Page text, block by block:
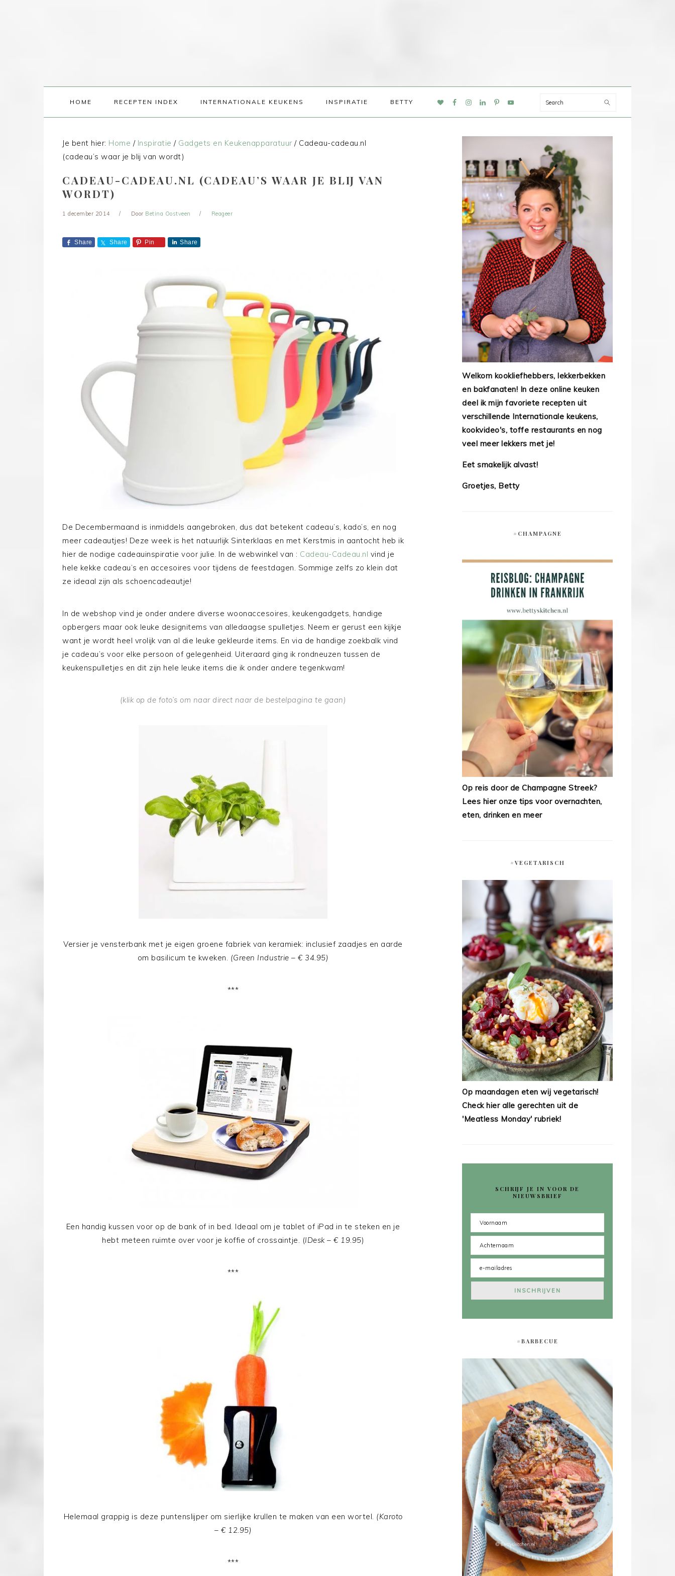
HOME RECEPTEN INDEX INTERNATIONALE KEUKENS INSPIRATIE BETTY
NAV
Search
Je bent hier: Home / Inspiratie / Gadgets en Keukenapparatuur /Cadeau-cadeau.nl
(cadeau’s waar je blij van wordt)
CADEAU-CADEAU.NL (CADEAU’S WAAR JE BLIJ VAN
WORDT)
1 december 2014 Door Betina Oostveen Reageer
Share Share Pin Share
De Decembermaand is inmiddels aangebroken, dus dat betekent cadeau’s, kado’s, en nog
meer cadeautjes! Deze week is het natuurlijk Sinterklaas en met Kerstmis in aantocht heb ik
hier de nodige cadeauinspiratie voor julie. In de webwinkel van : Cadeau-Cadeau.nl vind je
hele kekke cadeau’s en accesoires voor tijdens de feestdagen. Sommige zelfs zo klein dat
ze ideaal zijn als schoencadeautje!
In de webshop vind je onder andere diverse woonaccesoires, keukengadgets, handige
opbergers maar ook leuke designitems van alledaagse spulletjes. Neem er gerust een kijkje
want je wordt heel vrolijk van al die leuke gekleurde items. En via de handige zoekbalk vind
je cadeau’s voor elke persoon of gelegenheid. Uiteraard ging ik rondneuzen tussen de
keukenspulletjes en dit zijn hele leuke items die ik onder andere tegenkwam!
(klik op de foto’s om naar direct naar de bestelpagina te gaan)
Versier je vensterbank met je eigen groene fabriek van keramiek: inclusief zaadjes en aarde
om basilicum te kweken. (Green Industrie – € 34.95)
***
Een handig kussen voor op de bank of in bed. Ideaal om je tablet of iPad in te steken en je
hebt meteen ruimte over voor je koffie of crossaintje. (IDesk – € 19.95)
***
Helemaal grappig is deze puntenslijper om sierlijke krullen te maken van een wortel. (Karoto
– € 12.95)
***
Welkom kookliefhebbers, lekkerbekken
en bakfanaten! In deze online keuken
deel ik mijn favoriete recepten uit
verschillende Internationale keukens,
kookvideo's, toffe restaurants en nog
veel meer lekkers met je!
Eet smakelijk alvast!
Groetjes, Betty
#CHAMPAGNE
Op reis door de Champagne Streek?
Lees hier onze tips voor overnachten,
eten, drinken en meer
#VEGETARISCH
Op maandagen eten wij vegetarisch!
Check hier alle gerechten uit de
'Meatless Monday' rubriek!
SCHRIJF JE IN VOOR DE
NIEUWSBRIEF
#BARBECUE